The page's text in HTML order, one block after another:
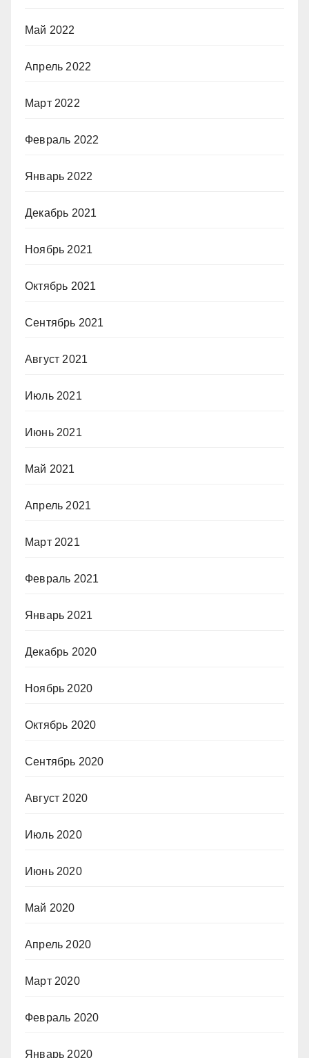
Май 2022
Апрель 2022
Март 2022
Февраль 2022
Январь 2022
Декабрь 2021
Ноябрь 2021
Октябрь 2021
Сентябрь 2021
Август 2021
Июль 2021
Июнь 2021
Май 2021
Апрель 2021
Март 2021
Февраль 2021
Январь 2021
Декабрь 2020
Ноябрь 2020
Октябрь 2020
Сентябрь 2020
Август 2020
Июль 2020
Июнь 2020
Май 2020
Апрель 2020
Март 2020
Февраль 2020
Январь 2020